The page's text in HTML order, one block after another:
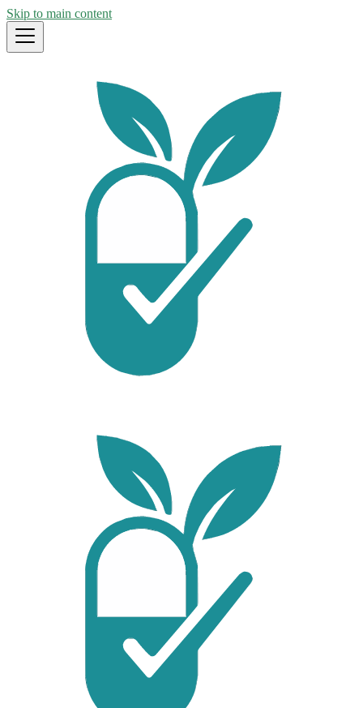
Skip to main content